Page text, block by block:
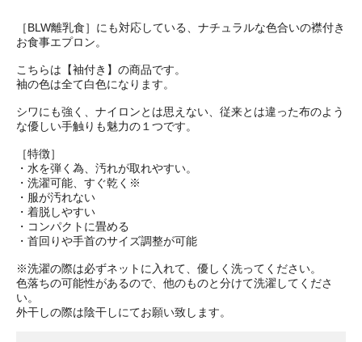
［BLW離乳食］にも対応している、ナチュラルな色合いの襟付き
お食事エプロン。
こちらは【袖付き】の商品です。
袖の色は全て白色になります。
シワにも強く、ナイロンとは思えない、従来とは違った布のよう
な優しい手触りも魅力の１つです。
［特徴］
・水を弾く為、汚れが取れやすい。
・洗濯可能、すぐ乾く※
・服が汚れない
・着脱しやすい
・コンパクトに畳める
・首回りや手首のサイズ調整が可能
※洗濯の際は必ずネットに入れて、優しく洗ってください。
色落ちの可能性があるので、他のものと分けて洗濯してくださ
い。
外干しの際は陰干しにてお願い致します。